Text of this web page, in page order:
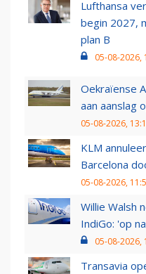
Lufthansa
begin 2027,
plan B
05-08-2026,
Oekraïense
aan aanslag
05-08-2026,
KLM
Barcelona
05-08-2026,
Willie Walsh
IndiGo: 'op
05-08-2026,
Transavia